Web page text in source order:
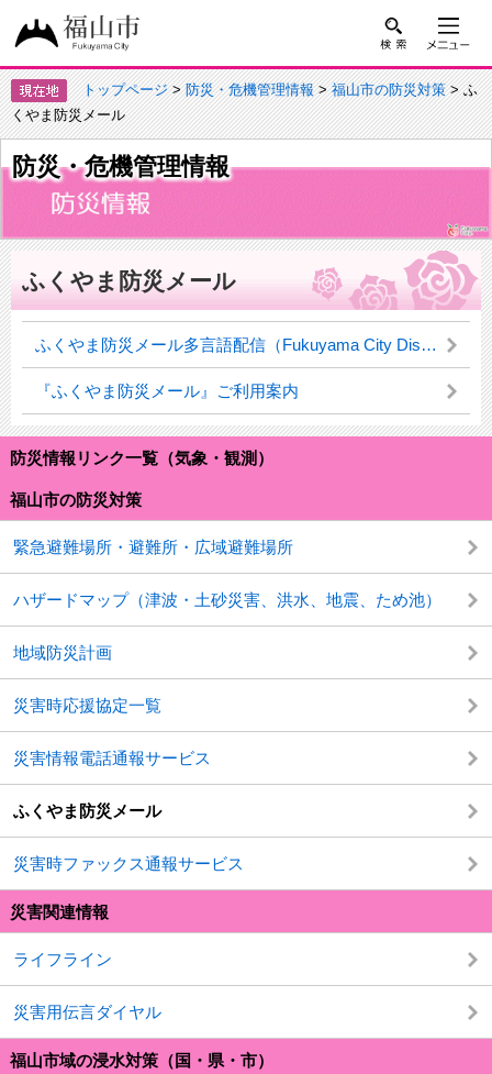
トップページ>防災・危機管理情報>福山市の防災対策> ふ
くやま防災メール
防災・危機管理情報
防災情報リンク一覧（気象・観測）
福山市の防災対策
緊急避難場所・避難所・広域避難場所
ハザードマップ（津波・土砂災害、洪水、地震、ため池）
地域防災計画
災害時応援協定一覧
災害情報電話通報サービス
ふくやま防災メール
災害時ファックス通報サービス
災害関連情報
ライフライン
災害用伝言ダイヤル
福山市域の浸水対策（国・県・市）
ふくやま防災メール
ふくやま防災メール多言語配信（Fukuyama City Disaster Prevention Information Email）サービスの利用について
『ふくやま防災メール』ご利用案内